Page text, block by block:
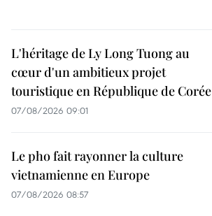
L'héritage de Ly Long Tuong au
cœur d'un ambitieux projet
touristique en République de Corée
07/08/2026 09:01
Le pho fait rayonner la culture
vietnamienne en Europe
07/08/2026 08:57